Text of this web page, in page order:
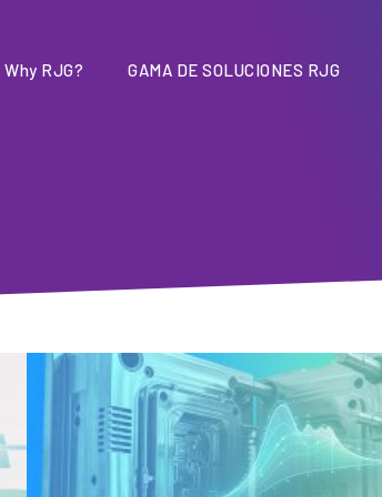
Why RJG? GAMA DE SOLUCIONES RJG